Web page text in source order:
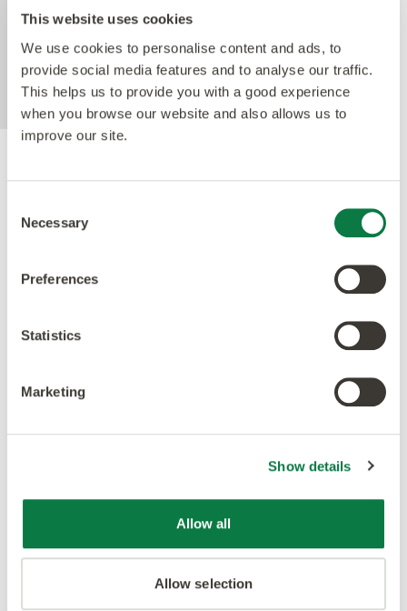
This website uses cookies
We use cookies to personalise content and ads, to
provide social media features and to analyse our traffic.
This helps us to provide you with a good experience
when you browse our website and also allows us to
improve our site.
Selection
Necessary
Preferences
Statistics
Marketing
Show details
Allow all
Allow selection
urethane on the market. The low-gloss finish also
enhances the realism of our natural-looking
products whilst making them easier to clean and
eliminating the need for polish.
Ackrediteringar